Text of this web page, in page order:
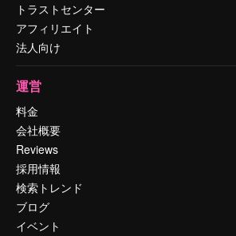
トラストセンター
アフィリエイト
法人向け
運営
料金
会社概要
Reviews
採用情報
検索トレンド
ブログ
イベント